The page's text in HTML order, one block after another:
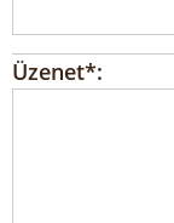
Üzenet*: